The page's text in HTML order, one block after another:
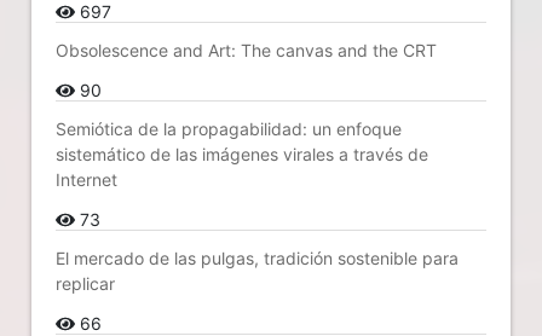
697
Obsolescence and Art: The canvas and the CRT
90
Semiótica de la propagabilidad: un enfoque
sistemático de las imágenes virales a través de
Internet
73
El mercado de las pulgas, tradición sostenible para
replicar
66